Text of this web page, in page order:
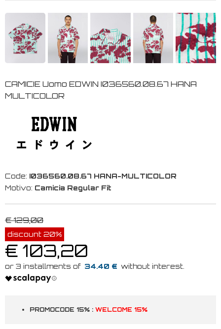
CAMICIE Uomo EDWIN I036560.08.67 HANA
MULTICOLOR
Code: I036560.08.67 HANA-MULTICOLOR
Motivo: Camicia Regular Fit
€ 129,00
discount 20%
€ 103,20
34.40 €
PROMOCODE 15% : WELCOME 15%